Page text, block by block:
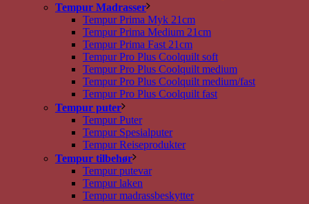
Tempur Madrasser
Tempur Prima Myk 21cm
Tempur Prima Medium 21cm
Tempur Prima Fast 21cm
Tempur Pro Plus Coolquilt soft
Tempur Pro Plus Coolquilt medium
Tempur Pro Plus Coolquilt medium/fast
Tempur Pro Plus Coolquilt fast
Tempur puter
Tempur Puter
Tempur Spesialputer
Tempur Reiseprodukter
Tempur tilbehør
Tempur putevar
Tempur laken
Tempur madrassbeskytter